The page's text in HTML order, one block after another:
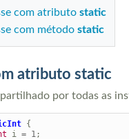
com atributostatic
com métodostatic
atributo static
por todas as
{
i = 1;